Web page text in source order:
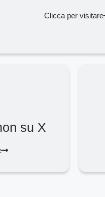
Clicca per visitare
su X